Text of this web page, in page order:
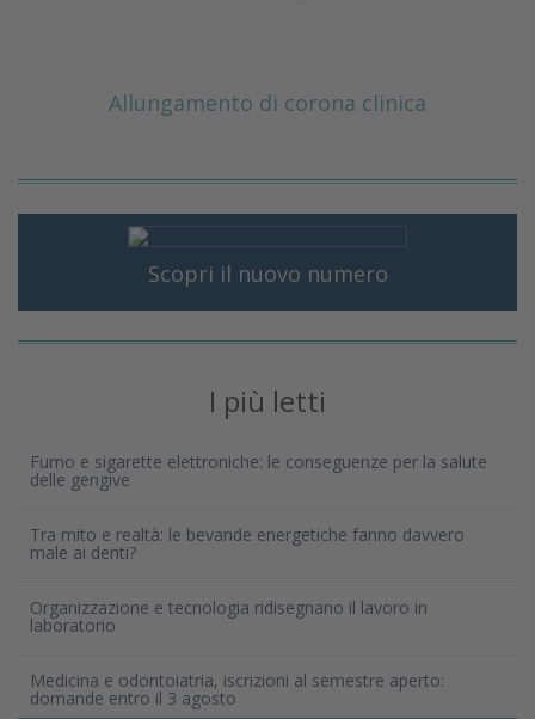
Allungamento di corona clinica
Scopri il nuovo numero
I più letti
Fumo e sigarette elettroniche: le conseguenze per la salute
delle gengive
Tra mito e realtà: le bevande energetiche fanno davvero
male ai denti?
Organizzazione e tecnologia ridisegnano il lavoro in
laboratorio
Medicina e odontoiatria, iscrizioni al semestre aperto:
domande entro il 3 agosto